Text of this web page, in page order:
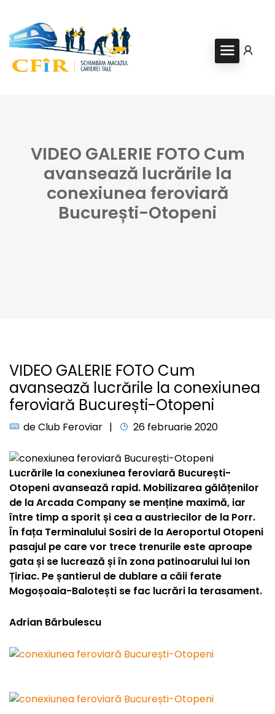
VIDEO GALERIE FOTO Cum
avansează lucrările la
conexiunea feroviară
București-Otopeni
VIDEO GALERIE FOTO Cum
avansează lucrările la conexiunea
feroviară București-Otopeni
deClub Feroviar 26 februarie 2020
Lucrările la conexiunea feroviară București-
Otopeni avansează rapid. Mobilizarea gălățenilor
de la Arcada Company se menține maximă, iar
între timp a sporit și cea a austriecilor de la Porr.
În fața Terminalului Sosiri de la Aeroportul Otopeni
pasajul pe care vor trece trenurile este aproape
gata și se lucrează și în zona patinoarului lui Ion
Țiriac. Pe șantierul de dublare a căii ferate
Mogoșoaia-Balotești se fac lucrări la terasament.
Adrian Bărbulescu